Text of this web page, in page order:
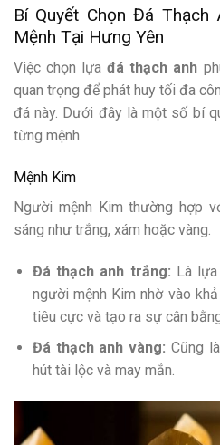
Bí Quyết Chọn Đá
Mệnh Tại Hưng Yên
Việc chọn lựađá thạch anh
quan trọng để phát huy tối đa
đá này. Dưới đây là một số bí
từng mệnh.
Mệnh Kim
Người mệnh Kim thường hợp
sáng như trắng, xám hoặc vàng.
Đá thạch anh trắng: Là
người mệnh Kim nhờ vào
tiêu cực và tạo ra sự cân
Đá thạch anh vàng: Cũng
hút tài lộc và may mắn.